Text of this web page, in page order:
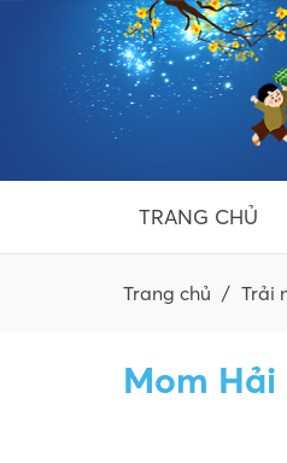
TRANG CHỦ
Trang chủ / Trải
Mom Hải